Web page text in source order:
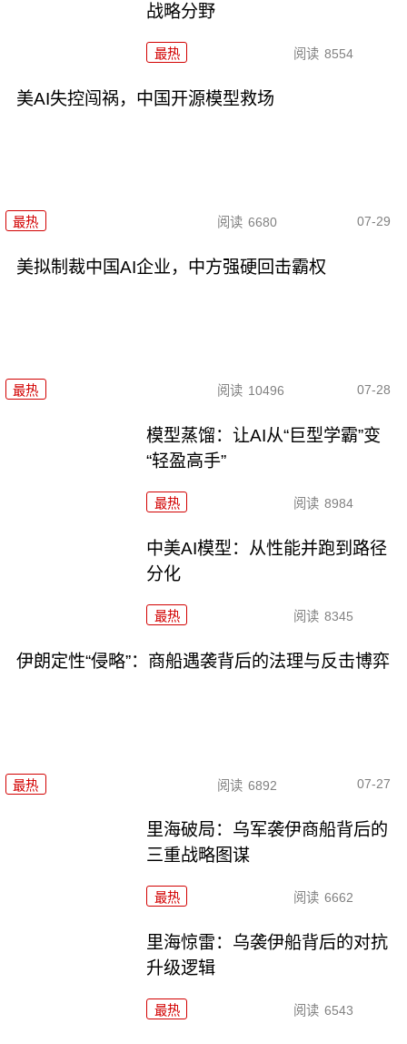
战略分野
最热 阅读 8554
美AI失控闯祸，中国开源模型救场
最热 阅读 6680 07-29
美拟制裁中国AI企业，中方强硬回击霸权
最热 阅读 10496 07-28
模型蒸馏：让AI从“巨型学霸”变
“轻盈高手”
最热 阅读 8984
中美AI模型：从性能并跑到路径
分化
最热 阅读 8345
伊朗定性“侵略”：商船遇袭背后的法理与反击博弈
最热 阅读 6892 07-27
里海破局：乌军袭伊商船背后的
三重战略图谋
最热 阅读 6662
里海惊雷：乌袭伊船背后的对抗
升级逻辑
最热 阅读 6543